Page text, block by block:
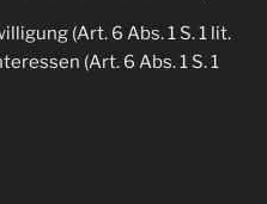
(Art. 6 Abs. 1 S. 1 lit.
(Art. 6 Abs. 1 S. 1